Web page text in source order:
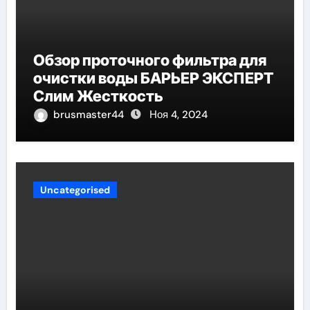
Обзор проточного фильтра для
очистки воды БАРЬЕР ЭКСПЕРТ
Слим Жесткость
brusmaster44 Ноя 4, 2024
Uncategorised